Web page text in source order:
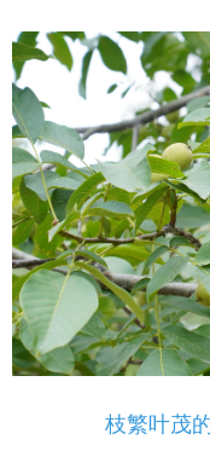
枝繁叶茂